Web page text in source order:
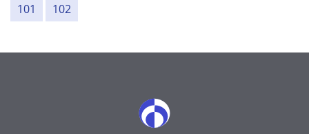
101
102